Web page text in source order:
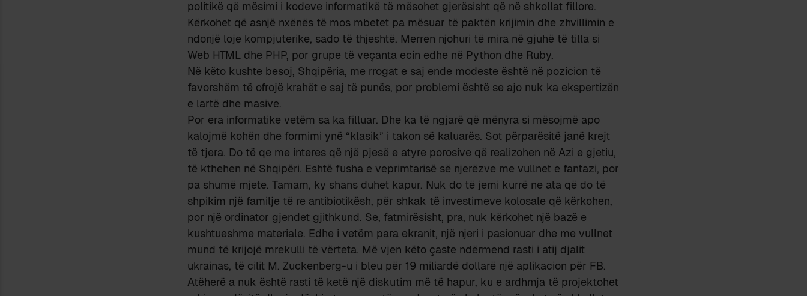
politikë që mësimi i kodeve informatikë të mësohet gjerësisht që në shkollat fillore.
Kërkohet që asnjë nxënës të mos mbetet pa mësuar të paktën krijimin dhe zhvillimin e
ndonjë loje kompjuterike, sado të thjeshtë. Merren njohuri të mira në gjuhë të tilla si
Web HTML dhe PHP, por grupe të veçanta ecin edhe në Python dhe Ruby.
Në këto kushte besoj, Shqipëria, me rrogat e saj ende modeste është në pozicion të
favorshëm të ofrojë krahët e saj të punës, por problemi është se ajo nuk ka ekspertizën
e lartë dhe masive.
Por era informatike vetëm sa ka filluar. Dhe ka të ngjarë që mënyra si mësojmë apo
kalojmë kohën dhe formimi ynë “klasik” i takon së kaluarës. Sot përparësitë janë krejt
të tjera. Do të qe me interes që një pjesë e atyre porosive që realizohen në Azi e gjetiu,
të kthehen në Shqipëri. Eshtë fusha e veprimtarisë së njerëzve me vullnet e fantazi, por
pa shumë mjete. Tamam, ky shans duhet kapur. Nuk do të jemi kurrë ne ata që do të
shpikim një familje të re antibiotikësh, për shkak të investimeve kolosale që kërkohen,
por një ordinator gjendet gjithkund. Se, fatmirësisht, pra, nuk kërkohet një bazë e
kushtueshme materiale. Edhe i vetëm para ekranit, një njeri i pasionuar dhe me vullnet
mund të krijojë mrekulli të vërteta. Më vjen këto çaste ndërmend rasti i atij djalit
ukrainas, të cilit M. Zuckenberg-u i bleu për 19 miliardë dollarë një aplikacion për FB.
Atëherë a nuk është rasti të ketë një diskutim më të hapur, ku e ardhmja të projektohet